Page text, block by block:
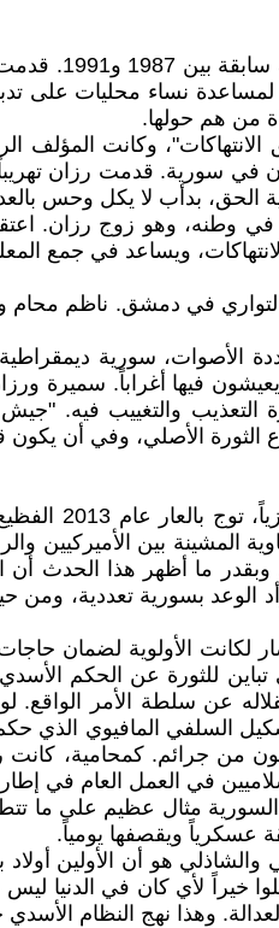
نساء محليات
من هم حولها.
وكانت المؤلف
بدأب لا يكل وحس
وطنه، وهو زوج رزان.
كذلك في مركز توثيق
في دمشق. ناظم
الأصوات، سورية
فيها أغراباً. سميرة
التعذيب والتغييب فيه.
الأصلي، وفي أن
وفي تاريخ
المشينة بين
وبقدر ما أظهر هذا
الوعد بسورية تعددية،
الأولوية لضمان
للثورة عن الحكم
عن سلطة الأمر
السلفي المافيوي الذي
من جرائم. كمحامية،
في العمل العام في
السورية مثال عظيم على
عسكرياً ويقصفها يومياً.
هو أن الأولين
خيراً لأي كان في الدنيا
وهذا نهج النظام